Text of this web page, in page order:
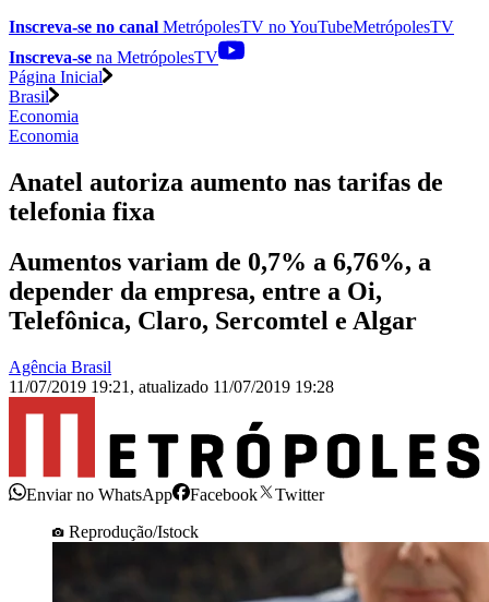
Inscreva-se no canal MetrópolesTV noYouTubeMetrópolesTV
Inscreva-se na MetrópolesTV
Página Inicial
Brasil
Economia
Economia
Anatel autoriza aumento nas tarifas de
telefonia fixa
Aumentos variam de 0,7% a 6,76%, a
depender da empresa, entre a Oi,
Telefônica, Claro, Sercomtel e Algar
Agência Brasil
11/07/2019 19:21 , atualizado 11/07/2019 19:28
Enviar no WhatsApp Facebook
Twitter
Reprodução/Istock